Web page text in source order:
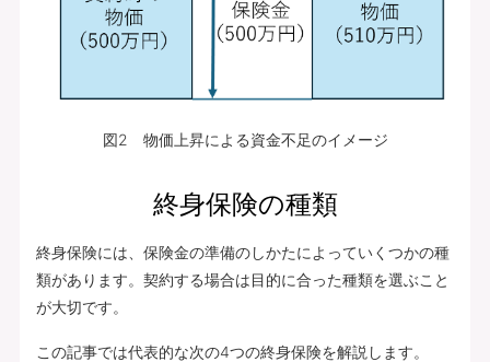
図2 物価上昇による資金不足のイメージ
終身保険の種類
終身保険には、保険金の準備のしかたによっていくつかの種
類があります。契約する場合は目的に合った種類を選ぶこと
が大切です。
この記事では代表的な次の4つの終身保険を解説します。